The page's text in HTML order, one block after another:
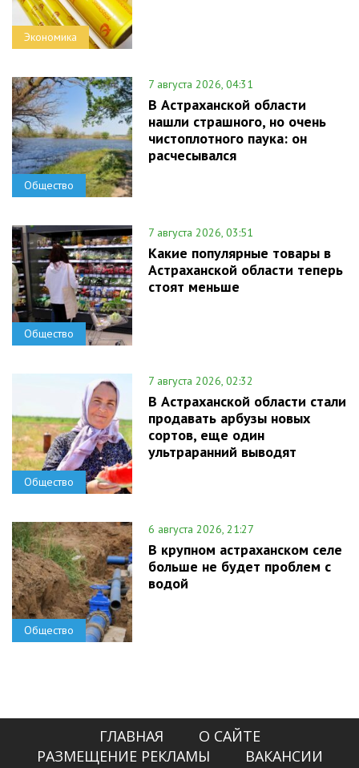
Экономика
Общество
7 августа 2026, 04:31
В Астраханской области
нашли страшного, но очень
чистоплотного паука: он
расчесывался
Общество
7 августа 2026, 03:51
Какие популярные товары в
Астраханской области теперь
стоят меньше
Общество
7 августа 2026, 02:32
В Астраханской области стали
продавать арбузы новых
сортов, еще один
ультраранний выводят
Общество
6 августа 2026, 21:27
В крупном астраханском селе
больше не будет проблем с
водой
ГЛАВНАЯ
О САЙТЕ
РАЗМЕЩЕНИЕ РЕКЛАМЫ
ВАКАНСИИ